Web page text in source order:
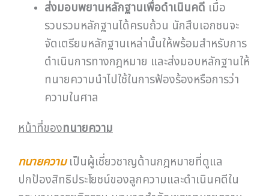
ส่งมอบพยานหลักฐานเพื่อดำเนินคดี เมื่อ
รวบรวมหลักฐานได้ครบถ้วน นักสืบเอกชนจะ
จัดเตรียมหลักฐานเหล่านั้นให้พร้อมสำหรับการ
ดำเนินการทางกฎหมาย และส่งมอบหลักฐานให้
ทนายความนำไปใช้ในการฟ้องร้องหรือการว่า
ความในศาล
หน้าที่ของทนายความ
ทนายความ เป็นผู้เชี่ยวชาญด้านกฎหมายที่ดูแล
ปกป้องสิทธิประโยชน์ของลูกความและดำเนินคดีใน